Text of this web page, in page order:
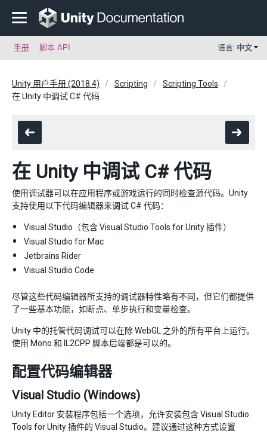
手册 脚本 API 语言: 中文
Unity 用户手册 (2018.4) Scripting
Scripting Tools
在 Unity 中调试 C# 代码
在 Unity 中调试 C# 代码
使用调试器可以在应用程序或游戏运行的同时检查源代码。Unity
支持使用以下代码编辑器来调试 C# 代码：
Visual Studio（包含 Visual Studio Tools for Unity 插件）
Visual Studio for Mac
Jetbrains Rider
Visual Studio Code
尽管这些代码编辑器所支持的调试器特性略有不同，但它们都提供
了一些基本功能，如断点、单步执行和变量检查。
Unity 中的托管代码调试可以在除 WebGL 之外的所有平台上运行。
使用 Mono 和 IL2CPP 脚本后端都是可以的。
配置代码编辑器
Visual Studio (Windows)
Unity Editor 安装程序包括一个选项，允许安装包含 Visual Studio
Tools for Unity 插件的 Visual Studio。建议通过这种方式设置